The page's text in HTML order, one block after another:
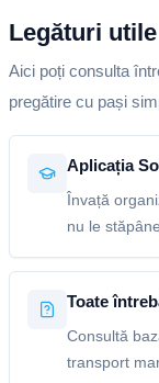
Legături utile
Aici poți consulta
pregătire cu pași
Aplicația
Învață
nu le
Toate
Consultă
transport